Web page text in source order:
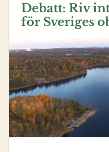
Debatt: Riv
för Sveriges